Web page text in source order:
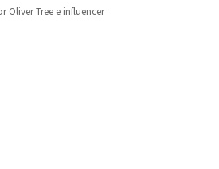
Oliver Tree e influencer